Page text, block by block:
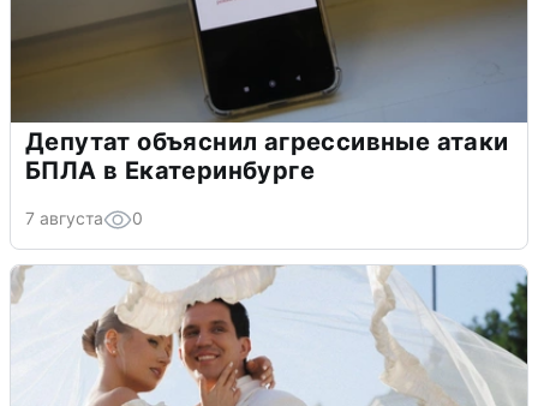
Депутат объяснил агрессивные атаки
БПЛА в Екатеринбурге
7 августа 0